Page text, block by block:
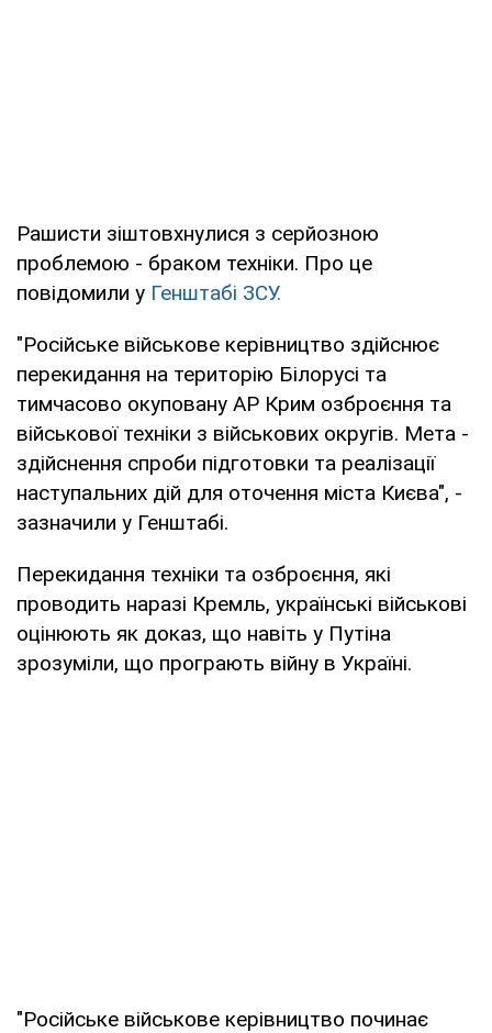
Рашисти зіштовхнулися з серйозною
проблемою - браком техніки. Про це
повідомили у Генштабі ЗСУ.
"Російське військове керівництво здійснює
перекидання на територію Білорусі та
тимчасово окуповану АР Крим озброєння та
військової техніки з військових округів. Мета -
здійснення спроби підготовки та реалізації
наступальних дій для оточення міста Києва", -
зазначили у Генштабі.
Перекидання техніки та озброєння, які
проводить наразі Кремль, українські військові
оцінюють як доказ, що навіть у Путіна
зрозуміли, що програють війну в Україні.
"Російське військове керівництво починає